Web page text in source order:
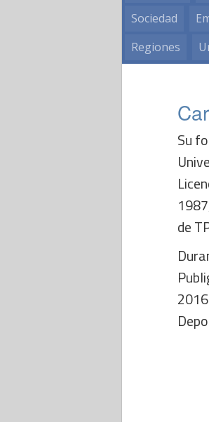
Sociedad
Regiones
Su
de